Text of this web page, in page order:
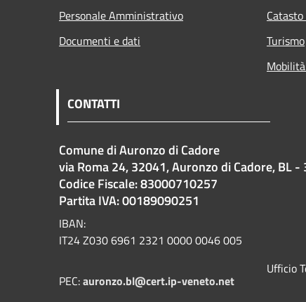
Personale Amministrativo
Documenti e dati
Turismo
CONTATTI
Comune di Auronzo di Cadore
via Roma 24, 32041, Auronzo di Cadore, BL
Codice Fiscale: 83000710257
Partita IVA: 00189090251
IBAN:
IT24 Z030 6961 2321 0000 0046 005
PEC:auronzo.bl@cert.ip-veneto.net
Ufficio